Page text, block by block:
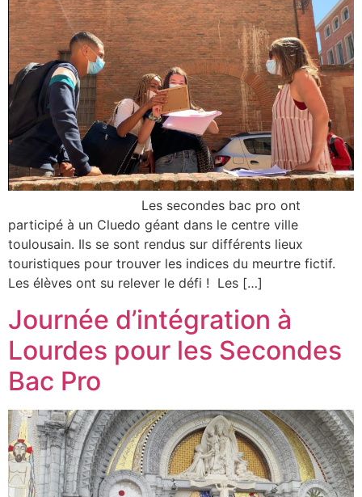
Les secondes bac pro ont
participé à un Cluedo géant dans le centre ville
toulousain. Ils se sont rendus sur différents lieux
touristiques pour trouver les indices du meurtre fictif.
Les élèves ont su relever le défi ! Les […]
Journée d’intégration à
Lourdes pour les Secondes
Bac Pro